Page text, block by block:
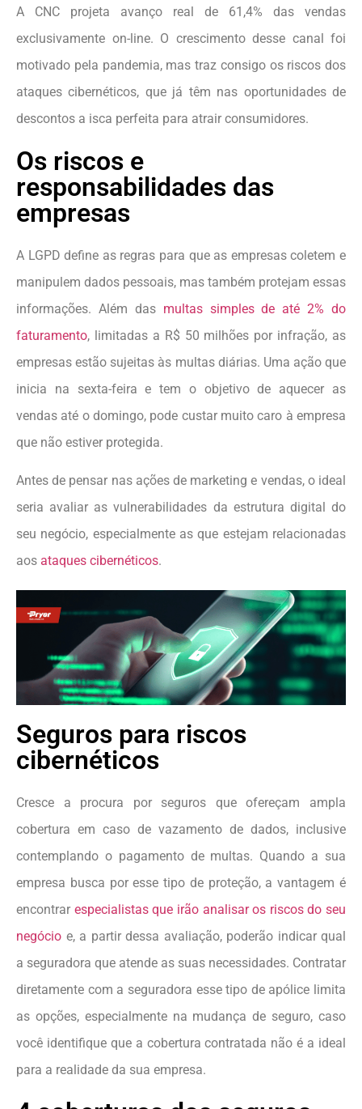
A CNC projeta avanço real de 61,4% das vendas
exclusivamente on-line. O crescimento desse canal foi
motivado pela pandemia, mas traz consigo os riscos dos
ataques cibernéticos, que já têm nas oportunidades de
descontos a isca perfeita para atrair consumidores.
Os riscos e
responsabilidades das
empresas
A LGPD define as regras para que as empresas coletem e
manipulem dados pessoais, mas também protejam essas
informações. Além das multas simples de até 2% do
faturamento, limitadas a R$ 50 milhões por infração, as
empresas estão sujeitas às multas diárias. Uma ação que
inicia na sexta-feira e tem o objetivo de aquecer as
vendas até o domingo, pode custar muito caro à empresa
que não estiver protegida.
Antes de pensar nas ações de marketing e vendas, o ideal
seria avaliar as vulnerabilidades da estrutura digital do
seu negócio, especialmente as que estejam relacionadas
aos ataques cibernéticos.
Seguros para riscos
cibernéticos
Cresce a procura por seguros que ofereçam ampla
cobertura em caso de vazamento de dados, inclusive
contemplando o pagamento de multas. Quando a sua
empresa busca por esse tipo de proteção, a vantagem é
encontrar especialistas que irão analisar os riscos do seu
negócio e, a partir dessa avaliação, poderão indicar qual
a seguradora que atende as suas necessidades. Contratar
diretamente com a seguradora esse tipo de apólice limita
as opções, especialmente na mudança de seguro, caso
você identifique que a cobertura contratada não é a ideal
para a realidade da sua empresa.